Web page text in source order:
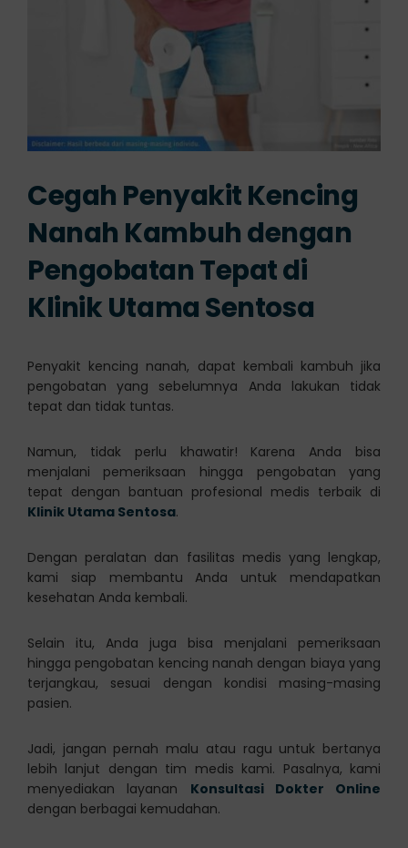
Cegah Penyakit Kencing
Nanah Kambuh dengan
Pengobatan Tepat di
Klinik Utama Sentosa
Penyakit kencing nanah, dapat kembali kambuh jika
pengobatan yang sebelumnya Anda lakukan tidak
tepat dan tidak tuntas.
Namun, tidak perlu khawatir! Karena Anda bisa
menjalani pemeriksaan hingga pengobatan yang
tepat dengan bantuan profesional medis terbaik di
Klinik Utama Sentosa.
Dengan peralatan dan fasilitas medis yang lengkap,
kami siap membantu Anda untuk mendapatkan
kesehatan Anda kembali.
Selain itu, Anda juga bisa menjalani pemeriksaan
hingga pengobatan kencing nanah dengan biaya yang
terjangkau, sesuai dengan kondisi masing-masing
pasien.
Jadi, jangan pernah malu atau ragu untuk bertanya
lebih lanjut dengan tim medis kami. Pasalnya, kami
menyediakan layanan Konsultasi Dokter Online
dengan berbagai kemudahan.